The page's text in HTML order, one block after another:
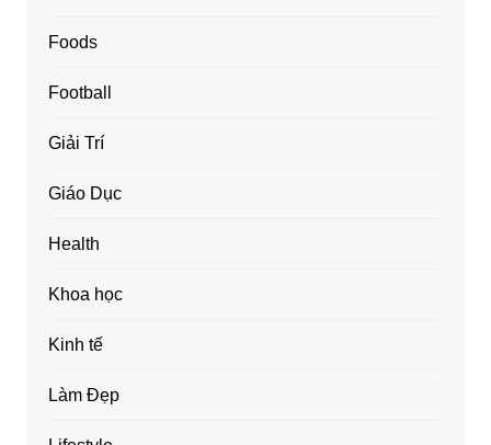
Foods
Football
Giải Trí
Giáo Dục
Health
Khoa học
Kinh tế
Làm Đẹp